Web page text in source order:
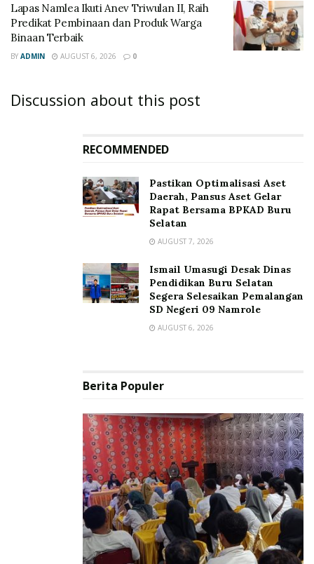
Lapas Namlea Ikuti Anev Triwulan II, Raih
Predikat Pembinaan dan Produk Warga
Binaan Terbaik
BY ADMIN AUGUST 6, 2026 0
Discussion about this post
RECOMMENDED
Pastikan Optimalisasi Aset
Daerah, Pansus Aset Gelar
Rapat Bersama BPKAD Buru
Selatan
AUGUST 7, 2026
Ismail Umasugi Desak Dinas
Pendidikan Buru Selatan
Segera Selesaikan Pemalangan
SD Negeri 09 Namrole
AUGUST 6, 2026
Berita Populer